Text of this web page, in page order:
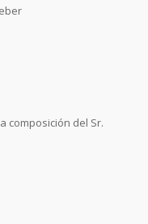
composición del Sr.